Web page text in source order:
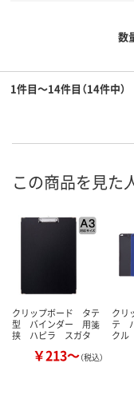
数
1件目～14件目（14件中）
この商品を見た
クリップボード タテ
型 バインダー 用箋
挟 ハピラ スガタ
￥213～（税込）
クリ
テ
クル